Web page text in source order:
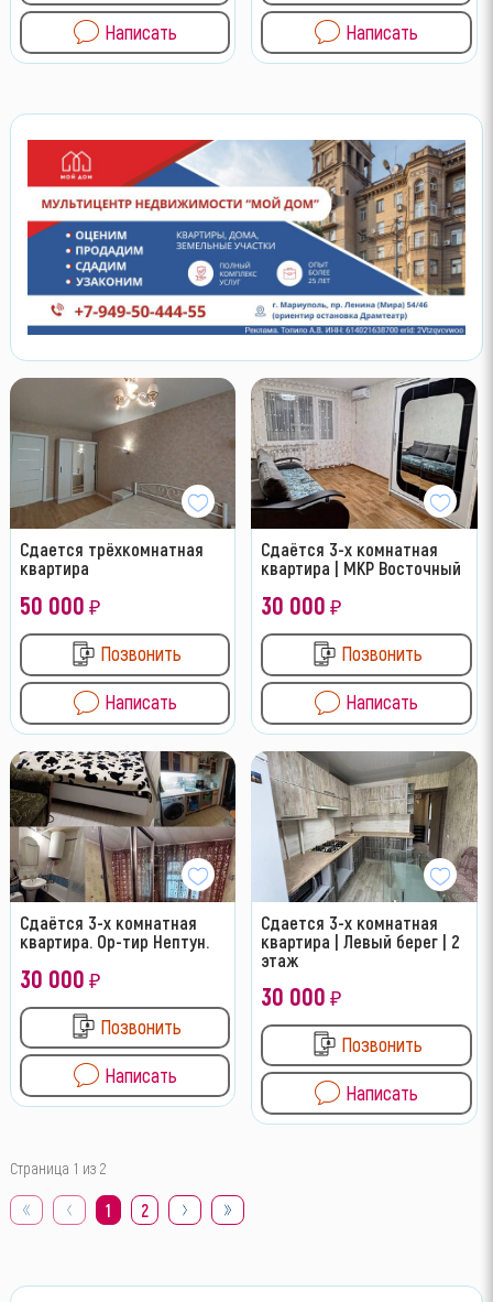
Написать
Написать
Сдается трёхкомнатная
квартира
50 000 ₽
Позвонить
Написать
Сдаётся 3-х комнатная
квартира | МКР Восточный
30 000 ₽
Позвонить
Написать
Сдаётся 3-х комнатная
квартира. Ор-тир Нептун.
30 000 ₽
Позвонить
Написать
Сдается 3-х комнатная
квартира | Левый берег | 2
этаж
30 000 ₽
Позвонить
Написать
Страница 1 из 2
1 2